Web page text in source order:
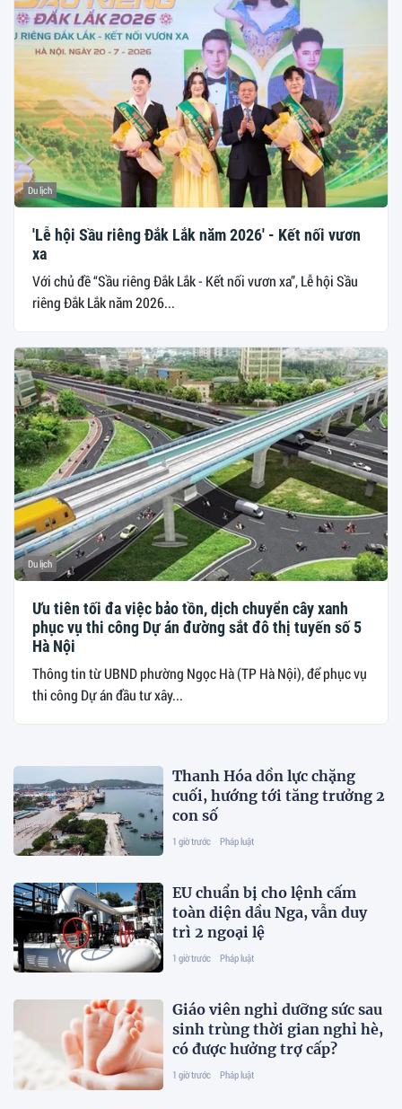
Du lịch
'Lễ hội Sầu riêng Đắk Lắk năm 2026' - Kết nối vươn
xa
Với chủ đề “Sầu riêng Đắk Lắk - Kết nối vươn xa”, Lễ hội Sầu
riêng Đắk Lắk năm 2026...
Du lịch
Ưu tiên tối đa việc bảo tồn, dịch chuyển cây xanh
phục vụ thi công Dự án đường sắt đô thị tuyến số 5
Hà Nội
Thông tin từ UBND phường Ngọc Hà (TP Hà Nội), để phục vụ
thi công Dự án đầu tư xây...
Thanh Hóa dồn lực chặng
cuối, hướng tới tăng trưởng 2
con số
1 giờ trước Pháp luật
EU chuẩn bị cho lệnh cấm
toàn diện dầu Nga, vẫn duy
trì 2 ngoại lệ
1 giờ trước Pháp luật
Giáo viên nghỉ dưỡng sức sau
sinh trùng thời gian nghỉ hè,
có được hưởng trợ cấp?
1 giờ trước Pháp luật